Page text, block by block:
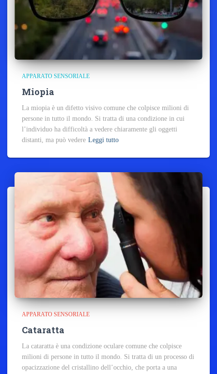
APPARATO SENSORIALE
Miopia
La miopia è un difetto visivo comune che colpisce milioni di
persone in tutto il mondo. Si tratta di una condizione in cui
l’individuo ha difficoltà a vedere chiaramente gli oggetti
distanti, ma può vedere Leggi tutto
APPARATO SENSORIALE
Cataratta
La cataratta è una condizione oculare comune che colpisce
milioni di persone in tutto il mondo. Si tratta di un processo di
opacizzazione del cristallino dell’occhio, che porta a una